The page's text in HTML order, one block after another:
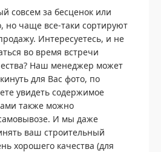
за бесценок или
но чаще все-таки сортируют
Интересуетесь, и не
во время встречи
Наш менеджер может
для Вас фото, по
увидеть содержимое
также можно
И мы даже
ваш строительный
хорошего качества (для